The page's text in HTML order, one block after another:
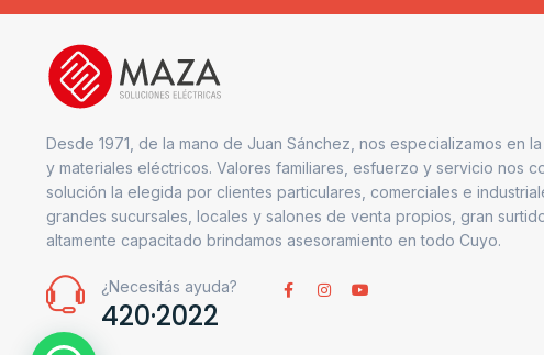
Desde 1971, de la mano de Juan Sánchez, nos especializamos en
y materiales eléctricos. Valores familiares, esfuerzo y servicio nos
solución la elegida por clientes particulares, comerciales e
grandes sucursales, locales y salones de venta propios, gran
altamente capacitado brindamos asesoramiento en todo Cuyo.
¿Necesitás ayuda?
420·2022